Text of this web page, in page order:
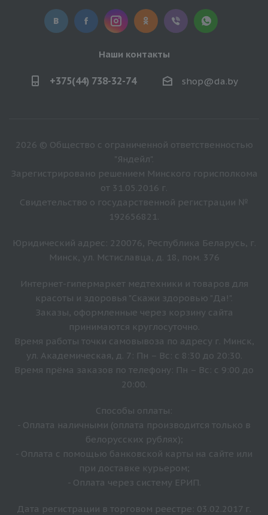
Наши контакты
+375(44) 738-32-74 shop@da.by
2026 © Общество с ограниченной ответственностью
"Яндейл".
Зарегистрировано решением Минского горисполкома
от 31.05.2016 г.
Свидетельство о государственной регистрации №
192656821.
Юридический адрес: 220076, Республика Беларусь, г.
Минск, ул. Мстиславца, д. 18, пом. 376
Интернет-гипермаркет медтехники и товаров для
красоты и здоровья "Скажи здоровью "Да!".
Заказы, оформленные через корзину сайта
принимаются круглосуточно.
Время работы точки самовывоза по адресу г. Минск,
ул. Академическая, д. 7: Пн – Вс: с 8:30 до 20:30.
Время прёма заказов по телефону: Пн – Вс: с 9:00 до
20:00.
Способы оплаты:
- Оплата наличными (оплата производится только в
белорусских рублях);
- Оплата с помощью банковской карты на сайте или
при доставке курьером;
- Оплата через систему ЕРИП.
Дата регистрации в торговом реестре: 03.02.2017 г.